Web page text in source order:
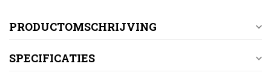
PRODUCTOMSCHRIJVING
SPECIFICATIES